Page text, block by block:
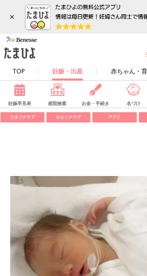
×
TOP 妊娠・出産 赤ちゃん・
妊娠早見表 産院検索 お金・手続き 名づけ
たまごクラブ ひよこクラブ アプリ